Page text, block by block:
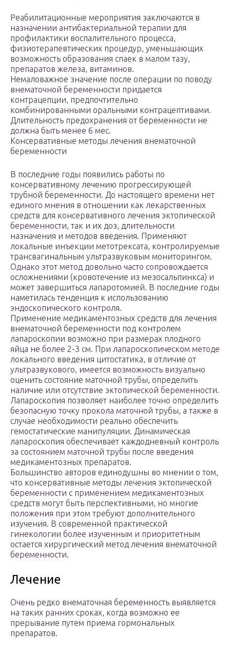
Реабилитационные мероприятия заключаются в
назначении антибактериальной терапии для
профилактики воспалительного процесса,
физиотерапевтических процедур, уменьшающих
возможность образования спаек в малом тазу,
препаратов железа, витаминов.
Немаловажное значение после операции по поводу
внематочной беременности придается
контрацепции, предпочтительно
комбинированными оральными контрацептивами.
Длительность предохранения от беременности не
должна быть менее 6 мес.
Консервативные методы лечения внематочной
беременности
В последние годы появились работы по
консервативному лечению прогрессирующей
трубной беременности. До настоящего времени нет
единого мнения в отношении как лекарственных
средств для консервативного лечения эктопической
беременности, так и их доз, длительности
назначения и методов введения. Применяют
локальные инъекции метотрексата, контролируемые
трансвагинальным ультразвуковым мониторингом.
Однако этот метод довольно часто сопровождается
осложнениями (кровотечение из мезосальпинкса) и
может завершиться лапаротомией. В последние годы
наметилась тенденция к использованию
эндоскопического контроля.
Применение медикаментозных средств для лечения
внематочной беременности под контролем
лапароскопии возможно при размерах плодного
яйца не более 2-3 см. При лапароскопическом методе
локального введения цитостатика, в отличие от
ультразвукового, имеется возможность визуально
оценить состояние маточной трубы, определить
наличие или отсутствие эктопической беременности.
Лапароскопия позволяет наиболее точно определить
безопасную точку прокола маточной трубы, а также в
случае необходимости реально обеспечить
гемостатические манипуляции. Динамическая
лапароскопия обеспечивает каждодневный контроль
за состоянием маточной трубы после введения
медикаментозных препаратов.
Большинство авторов единодушны во мнении о том,
что консервативные методы лечения эктопической
беременности с применением медикаментозных
средств могут быть перспективными, но многие
положения при этом требуют дополнительного
изучения. В современной практической
гинекологии более изученным и приоритетным
остается хирургический метод лечения внематочной
беременности.
Лечение
Очень редко внематочная беременность выявляется
на таких ранних сроках, когда возможно ее
прерывание путем приема гормональных
препаратов.